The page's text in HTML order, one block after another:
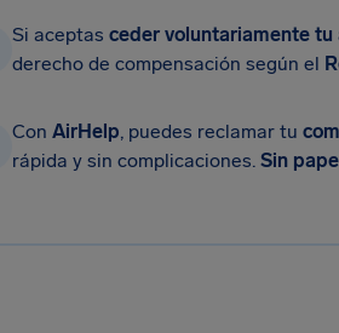
Si aceptas ceder voluntariamente tu
derecho de compensación según el
Con AirHelp, puedes reclamar tu
rápida y sin complicaciones. Sin